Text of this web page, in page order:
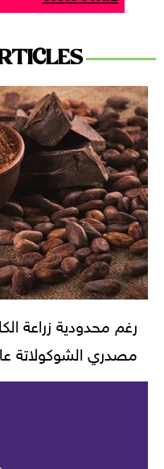
رغم محدودية زراعة
مصدري الشوكولاتة